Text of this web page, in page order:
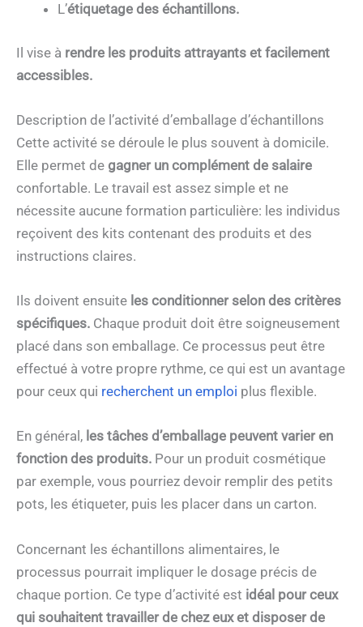
L’étiquetage des échantillons.
Il vise à rendre les produits attrayants et facilement
accessibles.
Description de l’activité d’emballage d’échantillons
Cette activité se déroule le plus souvent à domicile.
Elle permet de gagner un complément de salaire
confortable. Le travail est assez simple et ne
nécessite aucune formation particulière: les individus
reçoivent des kits contenant des produits et des
instructions claires.
Ils doivent ensuite les conditionner selon des critères
spécifiques. Chaque produit doit être soigneusement
placé dans son emballage. Ce processus peut être
effectué à votre propre rythme, ce qui est un avantage
pour ceux qui recherchent un emploi plus flexible.
En général, les tâches d’emballage peuvent varier en
fonction des produits. Pour un produit cosmétique
par exemple, vous pourriez devoir remplir des petits
pots, les étiqueter, puis les placer dans un carton.
Concernant les échantillons alimentaires, le
processus pourrait impliquer le dosage précis de
chaque portion. Ce type d’activité est idéal pour ceux
qui souhaitent travailler de chez eux et disposer de